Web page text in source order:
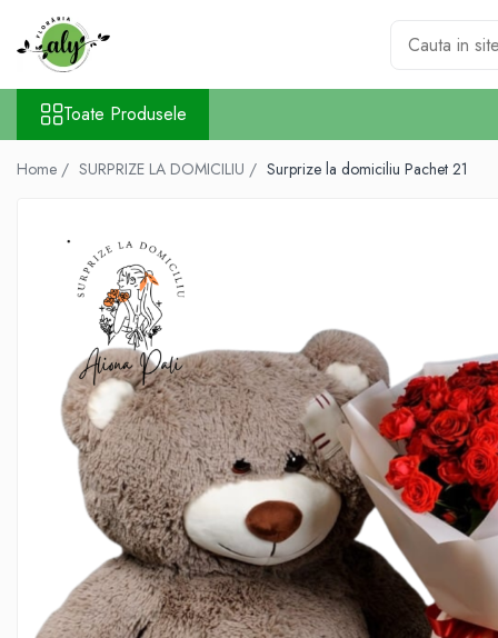
Toate Produsele
DE SEZON
COLECȚIA DE PAȘTI
COLECȚIA DE VARĂ
CRĂCIUN ȘI ANUL NOU
VALANTINE'S DAY 14 FEBRUARIE
TRANDAFIRI
101 TRANDAFIRI
BUCHETE TRANDAFIRI
COȘURI TRANDAFIRI
CUTII TRANDAFIRI
INIMI DIN TRANDAFIRI
TRANDAFIRI CRIOGENAȚI
TRANDAFIRI LA FIR
BUCHETE
Toate Produsele
Home / SURPRIZE LA DOMICILIU / Surprize la domiciliu Pachet 21